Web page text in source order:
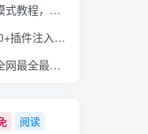
式有什么用
的iphone起飞！
法，支持所有机型
阅读